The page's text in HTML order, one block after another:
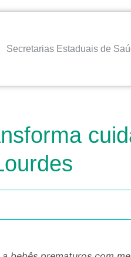
Secretarias Estaduais de